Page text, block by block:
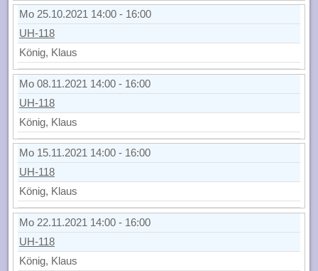
Mo 25.10.2021 14:00 - 16:00
UH-118
König, Klaus
Mo 08.11.2021 14:00 - 16:00
UH-118
König, Klaus
Mo 15.11.2021 14:00 - 16:00
UH-118
König, Klaus
Mo 22.11.2021 14:00 - 16:00
UH-118
König, Klaus